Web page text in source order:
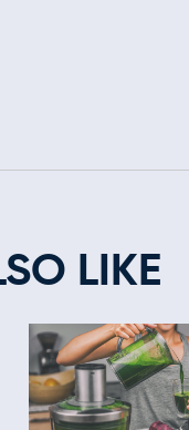
LIKE